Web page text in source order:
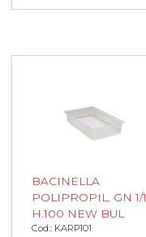
BACINELLA
POLIPROPIL. GN 1/1
H.100 NEW BUL
Cod.: KARP101